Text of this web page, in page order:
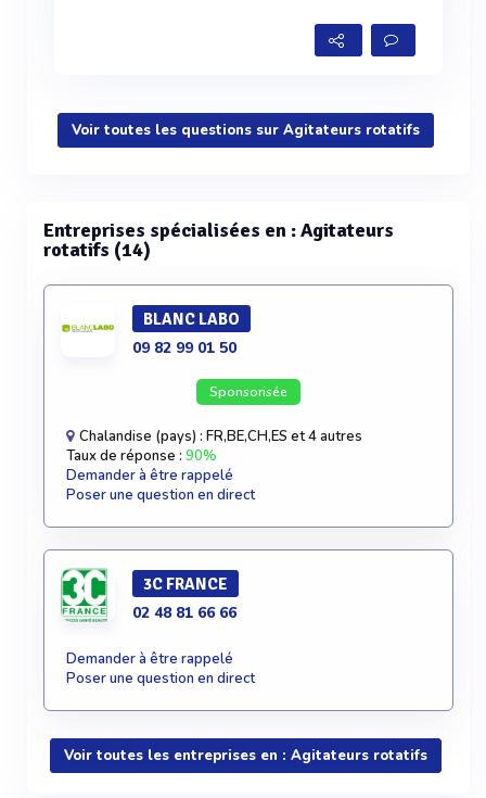
Voir toutes les questions sur Agitateurs rotatifs
Entreprises spécialisées en : Agitateurs
rotatifs (14)
BLANC LABO
09 82 99 01 50
Sponsorisée
Chalandise (pays) : FR,BE,CH,ES et 4 autres
Taux de réponse : 90%
Demander à être rappelé
Poser une question en direct
3C FRANCE
02 48 81 66 66
Demander à être rappelé
Poser une question en direct
Voir toutes les entreprises en : Agitateurs rotatifs